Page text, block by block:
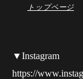
トップページ
▼Instagram
https://